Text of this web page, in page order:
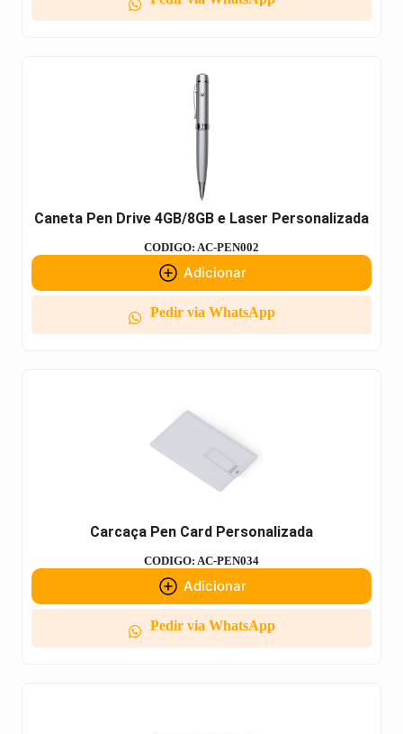
Caneta Pen Drive 4GB/8GB e Laser Personalizada
CODIGO: AC-PEN002
Adicionar
Pedir via WhatsApp
Carcaça Pen Card Personalizada
CODIGO: AC-PEN034
Adicionar
Pedir via WhatsApp